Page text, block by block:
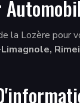
la Lozère pour